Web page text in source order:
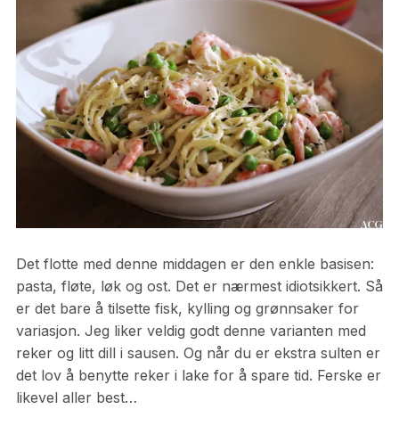
Det flotte med denne middagen er den enkle basisen:
pasta, fløte, løk og ost. Det er nærmest idiotsikkert. Så
er det bare å tilsette fisk, kylling og grønnsaker for
variasjon. Jeg liker veldig godt denne varianten med
reker og litt dill i sausen. Og når du er ekstra sulten er
det lov å benytte reker i lake for å spare tid. Ferske er
likevel aller best…